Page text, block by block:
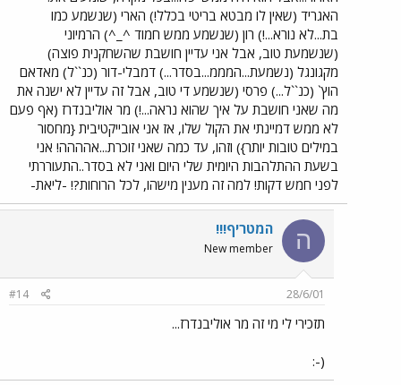
האגריד (שאין לו מבטא בריטי בכלל!) הארי (שנשמע כמו
בת...לא נורא...!) רון (שנשמע ממש חמוד ^_^) הרמיוני
(שנשמעת טוב, אבל אני עדיין חושבת שהשחקנית פוצה)
מקגונגל (נשמעת...המממ...בסדר...) דמבלי-דור (כנ``ל) מאדאם
הוץ` (כנ``ל...) פרסי (שנשמע די טוב, אבל זה עדיין לא ישנה את
מה שאני חושבת על איך שהוא נראה...!) מר אוליבנדרז (אף פעם
לא ממש דמיינתי את הקול שלו, אז אני אובייקטיבית {מחסור
במילים טובות יותר}) וזהו, עד כמה שאני זוכרת...אהההה! אני
בשעת ההתלהבות היומית שלי היום ואני לא בסדר..התעוררתי
לפני חמש דקות! למה זה מענין מישהו, לכל הרוחות?! -ליאת-
ה המטריף!!!
New member
28/6/01
#14
תזכירי לי מי זה מר אוליבנדרז...
(-: